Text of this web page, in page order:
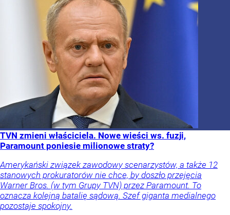
TVN zmieni właściciela. Nowe wieści ws. fuzji,
Paramount poniesie milionowe straty?
Amerykański związek zawodowy scenarzystów, a także 12
stanowych prokuratorów nie chce, by doszło przejęcia
Warner Bros. (w tym Grupy TVN) przez Paramount. To
oznacza kolejną batalię sądową. Szef giganta medialnego
pozostaje spokojny.